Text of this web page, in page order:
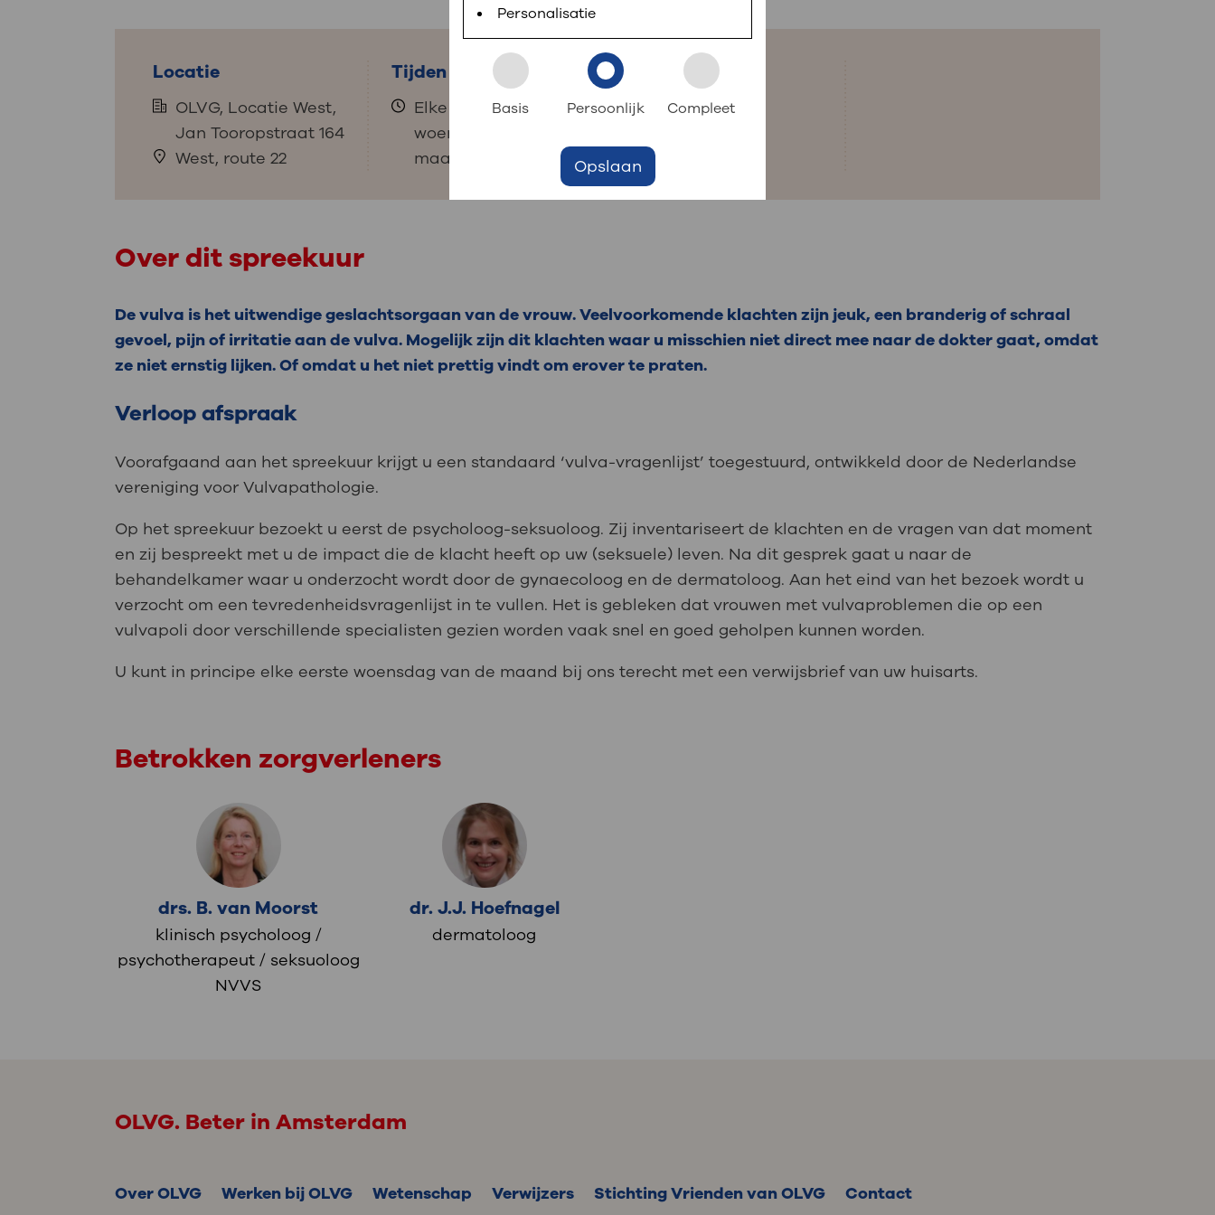
Uw bezoek aan OLVG
Uw verblijf in OLVG
Werken bij OLVG
Contact
steeds verder uit, zodat u zelf meer digitaal kunt regelen. Met MijnOLVG kunnen
Locatie
OLVG, Locatie West,
Jan Tooropstraat 164
West, route 22
Tijden spreekuur
Elke eerste
woensdag van de
maand
Contact
020 510 88 88
Over dit spreekuur
De vulva is het uitwendige geslachtsorgaan van de vrouw. Veelvoorkomende klachten zijn jeuk, een branderig of schraal
gevoel, pijn of irritatie aan de vulva. Mogelijk zijn dit klachten waar u misschien niet direct mee naar de dokter gaat, omdat
ze niet ernstig lijken. Of omdat u het niet prettig vindt om erover te praten.
Verloop afspraak
Voorafgaand aan het spreekuur krijgt u een standaard ‘vulva-vragenlijst’ toegestuurd, ontwikkeld door de Nederlandse
vereniging voor Vulvapathologie.
Op het spreekuur bezoekt u eerst de psycholoog-seksuoloog. Zij inventariseert de klachten en de vragen van dat moment
en zij bespreekt met u de impact die de klacht heeft op uw (seksuele) leven. Na dit gesprek gaat u naar de
behandelkamer waar u onderzocht wordt door de gynaecoloog en de dermatoloog. Aan het eind van het bezoek wordt u
verzocht om een tevredenheidsvragenlijst in te vullen. Het is gebleken dat vrouwen met vulvaproblemen die op een
vulvapoli door verschillende specialisten gezien worden vaak snel en goed geholpen kunnen worden.
U kunt in principe elke eerste woensdag van de maand bij ons terecht met een verwijsbrief van uw huisarts.
Betrokken zorgverleners
drs. B. van Moorst
klinisch psycholoog /
psychotherapeut / seksuoloog
NVVS
dr. J.J. Hoefnagel
dermatoloog
OLVG. Beter in Amsterdam
Over OLVG Werken bij OLVG Wetenschap Verwijzers Stichting Vrienden van OLVG Contact
Personalisatie
Basis Persoonlijk Compleet
Opslaan